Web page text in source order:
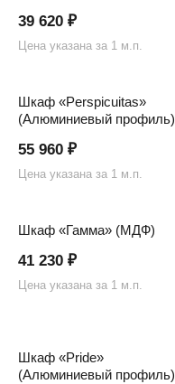
39 620 ₽
Цена указана за 1 м.п.
Шкаф «Perspicuitas»
(Алюминиевый профиль)
55 960 ₽
Цена указана за 1 м.п.
Шкаф «Гамма» (МДФ)
41 230 ₽
Цена указана за 1 м.п.
Шкаф «Pride»
(Алюминиевый профиль)